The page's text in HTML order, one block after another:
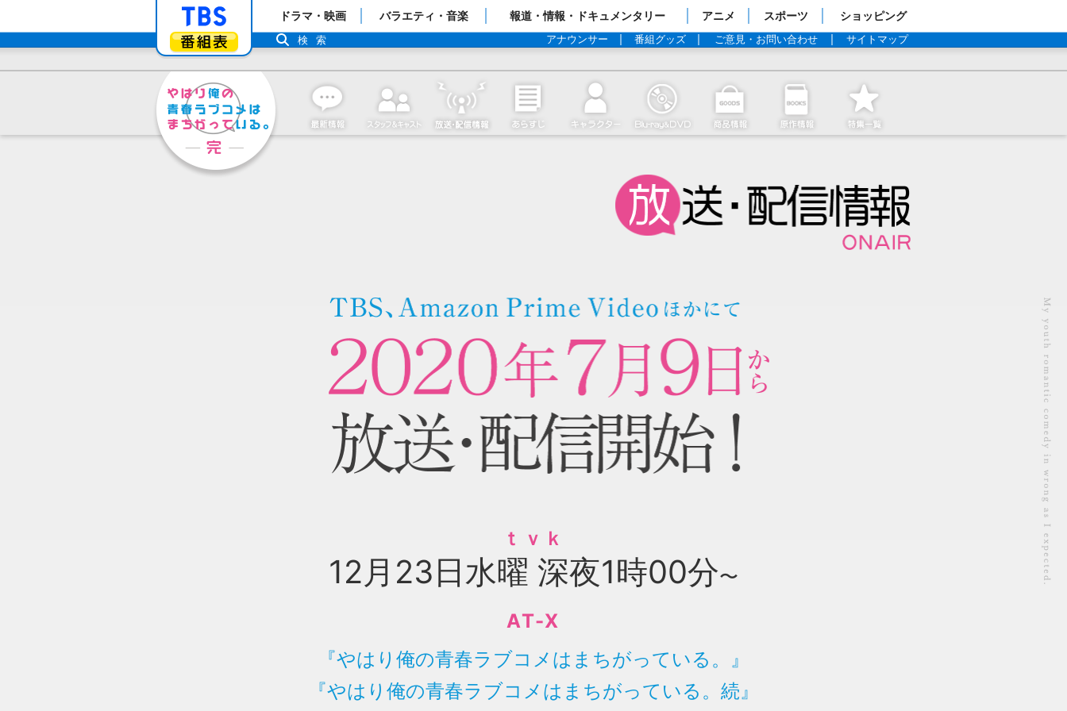
「TBSテレビ」トップページ
番組表
ドラマ・映画 バラエティ・音楽 報道・情報・ドキュメンタリー アニメ スポーツ ショッピング
アナウンサー 番組グッズ ご意見・お問い合わせ サイトマップ
検索
ｔｖｋ
12月23日水曜 深夜1時00分〜
AT-X
『やはり俺の青春ラブコメはまちがっている。』
『やはり俺の青春ラブコメはまちがっている。続』